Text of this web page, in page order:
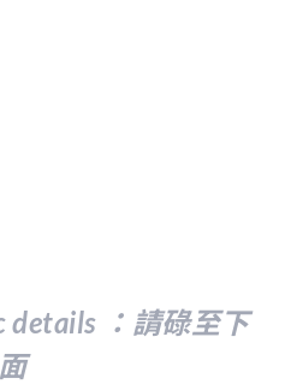
details ：請碌至下
面